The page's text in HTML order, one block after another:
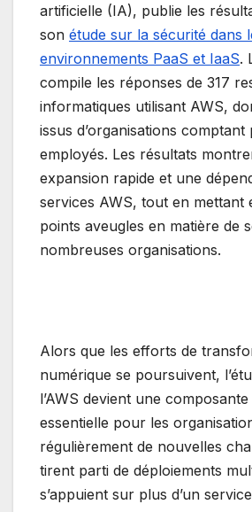
artificielle (IA), publie les
son étude sur la sécurité dans
environnements PaaS et IaaS.
compile les réponses de 317
informatiques utilisant AWS,
issus d’organisations comptant
employés. Les résultats
expansion rapide et une
services AWS, tout en mettant
points aveugles en matière de
nombreuses organisations.
Alors que les efforts de
numérique se poursuivent,
l’AWS devient une
essentielle pour les
régulièrement de nouvelles
tirent parti de déploiements
s’appuient sur plus d’un